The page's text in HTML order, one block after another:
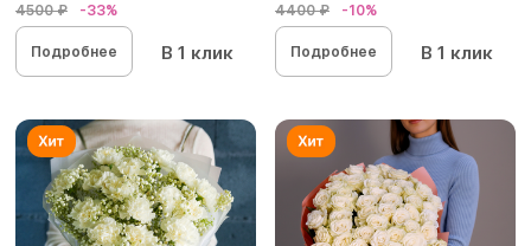
4500 ₽ -33%
Подробнее В 1 клик
4400 ₽ -10%
Подробнее В 1 клик